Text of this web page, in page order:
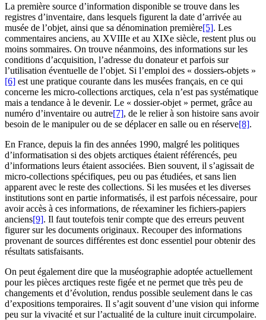
La première source d’information disponible se trouve dans les
registres d’inventaire, dans lesquels figurent la date d’arrivée au
musée de l’objet, ainsi que sa dénomination première[5]. Les
commentaires anciens, au XVIIIe et au XIXe siècle, restent plus ou
moins sommaires. On trouve néanmoins, des informations sur les
conditions d’acquisition, l’adresse du donateur et parfois sur
l’utilisation éventuelle de l’objet. Si l’emploi des « dossiers-objets »
[6] est une pratique courante dans les musées français, en ce qui
concerne les micro-collections arctiques, cela n’est pas systématique
mais a tendance à le devenir. Le « dossier-objet » permet, grâce au
numéro d’inventaire ou autre[7], de le relier à son histoire sans avoir
besoin de le manipuler ou de se déplacer en salle ou en réserve[8].
En France, depuis la fin des années 1990, malgré les politiques
d’informatisation si des objets arctiques étaient référencés, peu
d’informations leurs étaient associées. Bien souvent, il s’agissait de
micro-collections spécifiques, peu ou pas étudiées, et sans lien
apparent avec le reste des collections. Si les musées et les diverses
institutions sont en partie informatisés, il est parfois nécessaire, pour
avoir accès à ces informations, de réexaminer les fichiers-papiers
anciens[9]. Il faut toutefois tenir compte que des erreurs peuvent
figurer sur les documents originaux. Recouper des informations
provenant de sources différentes est donc essentiel pour obtenir des
résultats satisfaisants.
On peut également dire que la muséographie adoptée actuellement
pour les pièces arctiques reste figée et ne permet que très peu de
changements et d’évolution, rendus possible seulement dans le cas
d’expositions temporaires. Il s’agit souvent d’une vision qui informe
peu sur la vivacité et sur l’actualité de la culture inuit circumpolaire.